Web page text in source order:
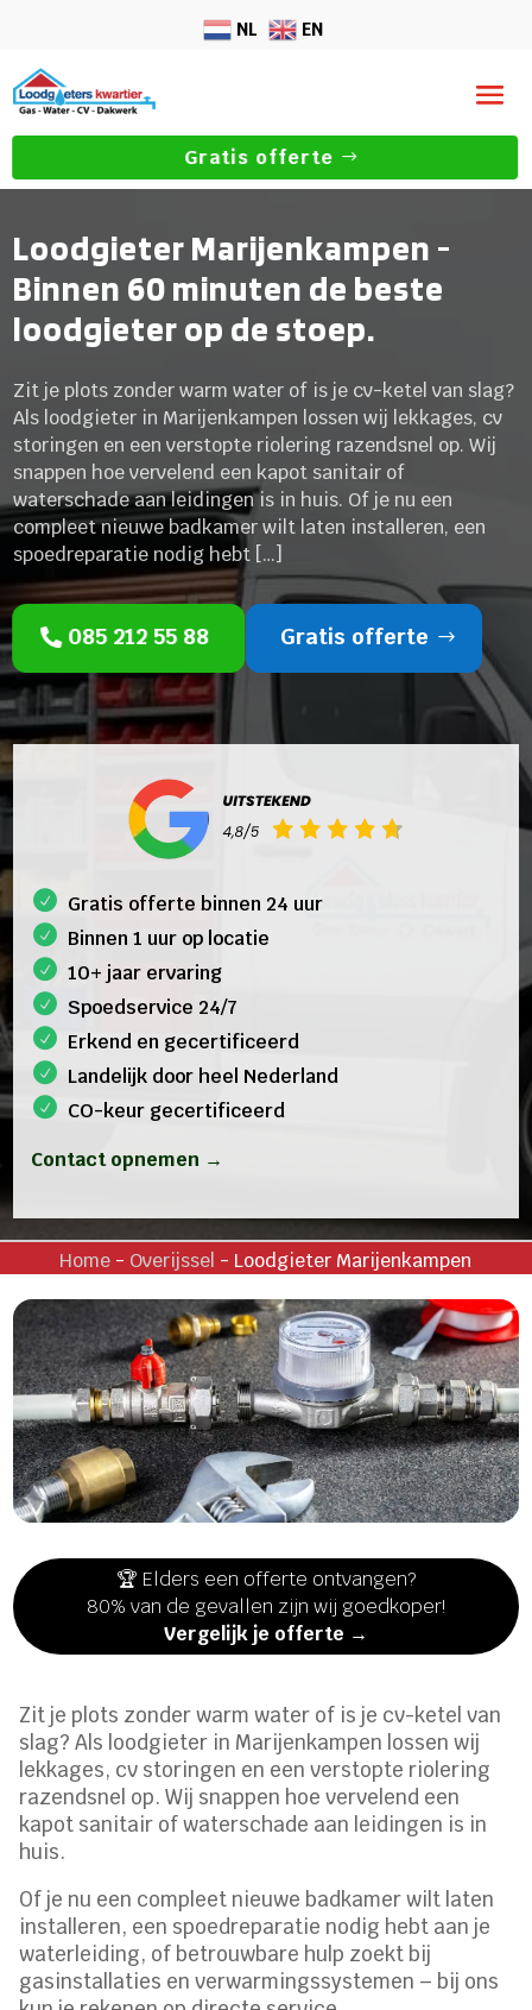
NL EN
Gratis offerte
Loodgieter Marijenkampen -
Binnen 60 minuten de beste
loodgieter op de stoep.
Zit je plots zonder warm water of is je cv-ketel van slag?
Als loodgieter in Marijenkampen lossen wij lekkages, cv
storingen en een verstopte riolering razendsnel op. Wij
snappen hoe vervelend een kapot sanitair of
waterschade aan leidingen is in huis. Of je nu een
compleet nieuwe badkamer wilt laten installeren, een
spoedreparatie nodig hebt […]
085 212 55 88 Gratis offerte
Gratis offerte binnen 24 uur
Binnen 1 uur op locatie
10+ jaar ervaring
Spoedservice 24/7
Erkend en gecertificeerd
Landelijk door heel Nederland
CO-keur gecertificeerd
Contact opnemen →
Home - Overijssel - Loodgieter Marijenkampen
🏆 Elders een offerte ontvangen?
80% van de gevallen zijn wij goedkoper!
Vergelijk je offerte →
Zit je plots zonder warm water of is je cv-ketel van
slag? Als loodgieter in Marijenkampen lossen wij
lekkages, cv storingen en een verstopte riolering
razendsnel op. Wij snappen hoe vervelend een
kapot sanitair of waterschade aan leidingen is in
huis.
Of je nu een compleet nieuwe badkamer wilt laten
installeren, een spoedreparatie nodig hebt aan je
waterleiding, of betrouwbare hulp zoekt bij
gasinstallaties en verwarmingssystemen – bij ons